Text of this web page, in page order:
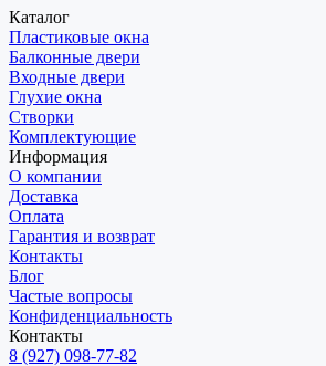
Каталог
Пластиковые окна
Балконные двери
Входные двери
Глухие окна
Створки
Комплектующие
Информация
О компании
Доставка
Оплата
Гарантия и возврат
Контакты
Блог
Частые вопросы
Конфиденциальность
Контакты
8 (927) 098-77-82